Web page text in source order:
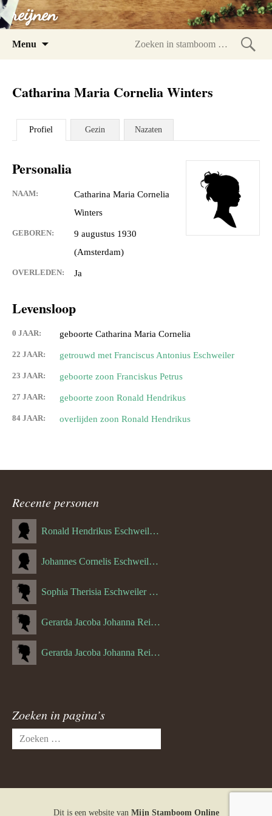
reijnen
Menu
Catharina Maria Cornelia Winters
Profiel Gezin Nazaten
Personalia
NAAM:
Catharina Maria Cornelia
Winters
GEBOREN:
9 augustus 1930
(Amsterdam)
OVERLEDEN: Ja
Levensloop
0 JAAR: geboorte Catharina Maria Cornelia
22 JAAR: getrouwd met Franciscus Antonius Eschweiler
23 JAAR: geboorte zoon Franciskus Petrus
27 JAAR: geboorte zoon Ronald Hendrikus
84 JAAR: overlijden zoon Ronald Hendrikus
Recente personen
Ronald Hendrikus Eschweiler (04-12-1957)
Johannes Cornelis Eschweiler (06-10-1927)
Sophia Therisia Eschweiler (05-07-1923)
Gerarda Jacoba Johanna Reijnen (27-10-1908)
Gerarda Jacoba Johanna Reijnen (10-04-1910)
Zoeken in pagina’s
Zoeken
naar:
Dit is een website van Mijn Stamboom Online